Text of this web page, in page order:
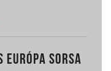
EURÓPA SORSA